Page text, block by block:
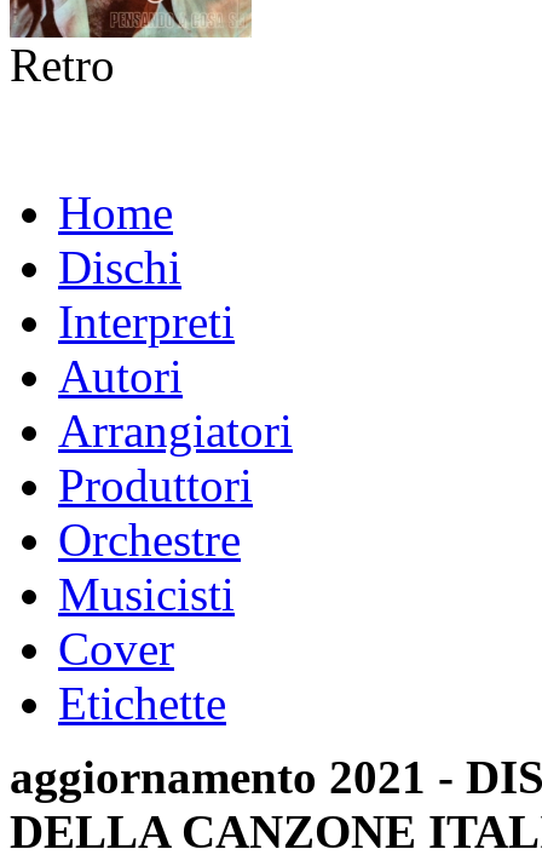
Retro
Home
Dischi
Interpreti
Autori
Arrangiatori
Produttori
Orchestre
Musicisti
Cover
Etichette
aggiornamento 2021 -
DELLA CANZONE